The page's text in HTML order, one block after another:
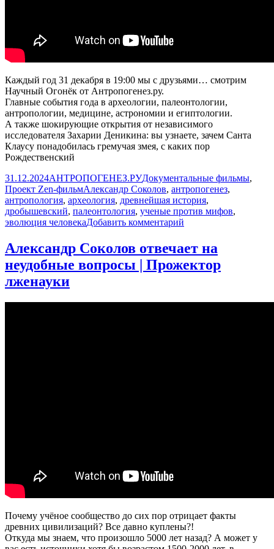
Каждый год 31 декабря в 19:00 мы с друзьями… смотрим
Научный Огонёк от Антропогенез.ру.
Главные события года в археологии, палеонтологии,
антропологии, медицине, астрономии и египтологии.
А также шокирующие открытия от независимого
исследователя Захарии Деникина: вы узнаете, зачем Санта
Клаусу понадобилась гремучая змея, с каких пор
Рождественский
Опубликовано
31.12.2024Автор
АНТРОПОГЕНЕЗ.РУРубрики
Документальные фильмы,
Проект Zen-фильмМетки
Александр Соколов, антропогенез,
антропология, археология, древнейшая история,
дробышевский, палеонтология, ученые против мифов,
эволюция человекаДобавить комментарий
Научный
Огонёк
Александр Соколов отвечает на
неудобные вопросы | Прожектор
лженауки
Почему учёное сообщество до сих пор отрицает факты
древних цивилизаций? Все давно куплены?!
Откуда мы знаем, что произошло 5000 лет назад? А может у